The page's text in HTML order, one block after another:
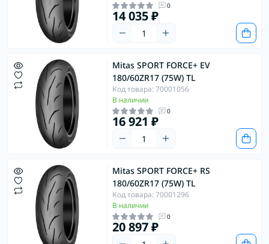
0
14 035 ₽
Mitas SPORT FORCE+ EV
180/60ZR17 (75W) TL
Код товара: 70001056
В наличии
0
16 921 ₽
Mitas SPORT FORCE+ RS
180/60ZR17 (75W) TL
Код товара: 70001296
В наличии
0
20 897 ₽